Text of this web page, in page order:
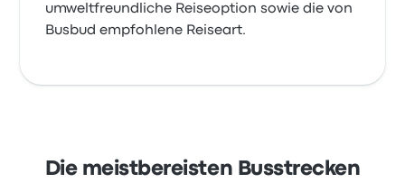
umweltfreundliche Reiseoption sowie die von
Busbud empfohlene Reiseart.
Die meistbereisten Busstrecken